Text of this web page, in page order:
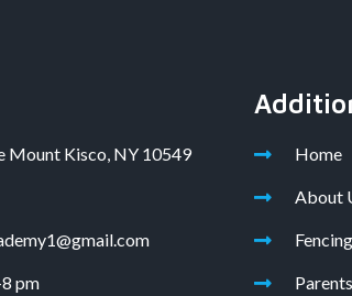
Mount Kisco, NY 10549
pm
Home
About
Parents